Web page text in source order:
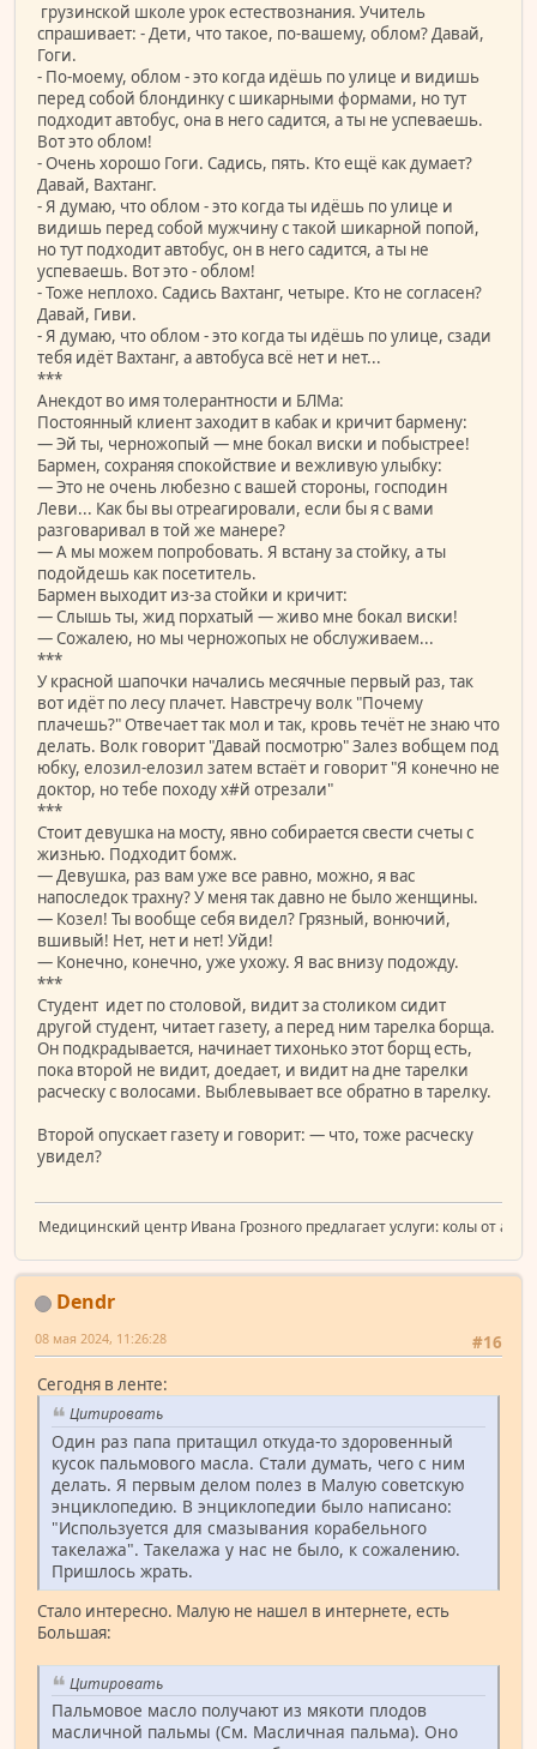
грузинской школе урок естествознания. Учитель
спрашивает: - Дети, что такое, по-вашему, облом? Давай,
Гоги.
- По-моему, облом - это когда идёшь по улице и видишь
перед собой блондинку с шикарными формами, но тут
подходит автобус, она в него садится, а ты не успеваешь.
Вот это облом!
- Очень хорошо Гоги. Садись, пять. Кто ещё как думает?
Давай, Вахтанг.
- Я думаю, что облом - это когда ты идёшь по улице и
видишь перед собой мужчину с такой шикарной попой,
но тут подходит автобус, он в него садится, а ты не
успеваешь. Вот это - облом!
- Тоже неплохо. Садись Вахтанг, четыре. Кто не согласен?
Давай, Гиви.
- Я думаю, что облом - это когда ты идёшь по улице, сзади
тебя идёт Вахтанг, а автобуса всё нет и нет...
***
Анекдот во имя толерантности и БЛМа:
Постоянный клиент заходит в кабак и кричит бармену:
— Эй ты, черножопый — мне бокал виски и побыстрее!
Бармен, сохраняя спокойствие и вежливую улыбку:
— Это не очень любезно с вашей стороны, господин
Леви... Как бы вы отреагировали, если бы я с вами
разговаривал в той же манере?
— А мы можем попробовать. Я встану за стойку, а ты
подойдешь как посетитель.
Бармен выходит из-за стойки и кричит:
— Слышь ты, жид порхатый — живо мне бокал виски!
— Сожалею, но мы черножопых не обслуживаем...
***
У красной шапочки начались месячные первый раз, так
вот идёт по лесу плачет. Навстречу волк "Почему
плачешь?" Отвечает так мол и так, кровь течёт не знаю что
делать. Волк говорит "Давай посмотрю" Залез вобщем под
юбку, елозил-елозил затем встаёт и говорит "Я конечно не
доктор, но тебе походу х#й отрезали"
***
Стоит девушка на мосту, явно собирается свести счеты с
жизнью. Подходит бомж.
— Девушка, раз вам уже все равно, можно, я вас
напоследок трахну? У меня так давно не было женщины.
— Козел! Ты вообще себя видел? Грязный, вонючий,
вшивый! Нет, нет и нет! Уйди!
— Конечно, конечно, уже ухожу. Я вас внизу подожду.
***
Студент идет по столовой, видит за столиком сидит
другой студент, читает газету, а перед ним тарелка борща.
Он подкрадывается, начинает тихонько этот борщ есть,
пока второй не видит, доедает, и видит на дне тарелки
расческу с волосами. Выблевывает все обратно в тарелку.
Второй опускает газету и говорит: — что, тоже расческу
увидел?
Медицинский центр Ивана Грозного предлагает услуги: колы от
Dendr
#16
08 мая 2024, 11:26:28
Сегодня в ленте:
Цитировать
Один раз папа притащил откуда-то здоровенный
кусок пальмового масла. Стали думать, чего с ним
делать. Я первым делом полез в Малую советскую
энциклопедию. В энциклопедии было написано:
"Используется для смазывания корабельного
такелажа". Такелажа у нас не было, к сожалению.
Пришлось жрать.
Стало интересно. Малую не нашел в интернете, есть
Большая:
Цитировать
Пальмовое масло получают из мякоти плодов
масличной пальмы (См. Масличная пальма). Оно